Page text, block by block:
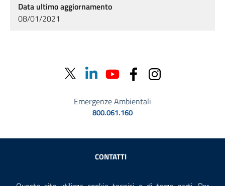
Data ultimo aggiornamento
08/01/2021
Emergenze Ambientali
800.061.160
Sezione Link Utili
CONTATTI